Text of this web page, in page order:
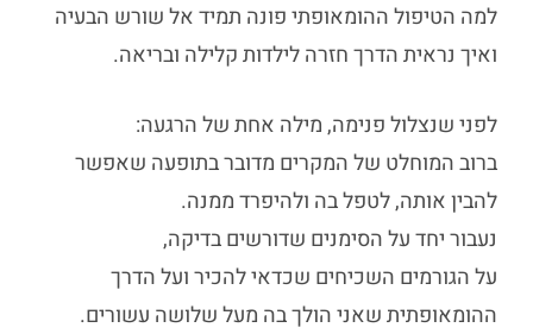
למה הטיפול ההומאופתי פונה תמיד אל שורש הבעיה
ואיך נראית הדרך חזרה לילדות קלילה ובריאה.
לפני שנצלול פנימה, מילה אחת של הרגעה:
ברוב המוחלט של המקרים מדובר בתופעה שאפשר
להבין אותה, לטפל בה ולהיפרד ממנה.
נעבור יחד על הסימנים שדורשים בדיקה,
על הגורמים השכיחים שכדאי להכיר ועל הדרך
ההומאופתית שאני הולך בה מעל שלושה עשורים.